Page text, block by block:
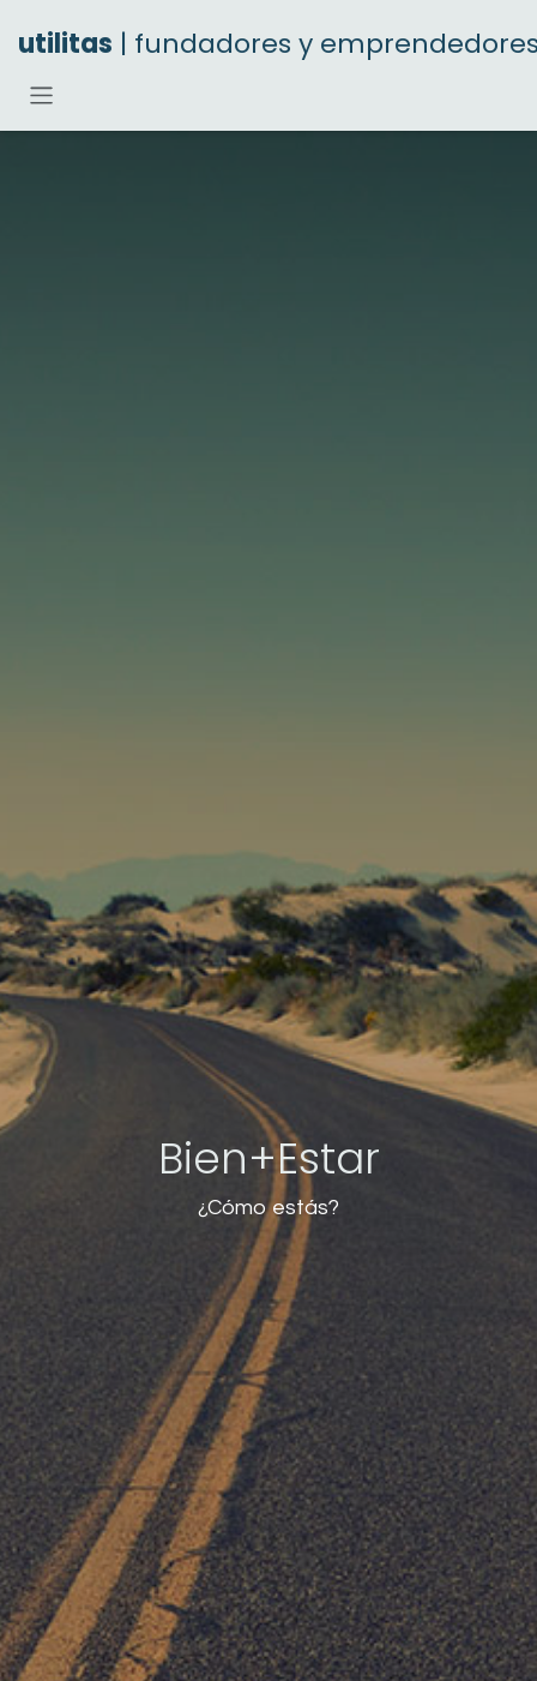
utilitas | fundadores y
Bien+Estar
¿Cómo estás?